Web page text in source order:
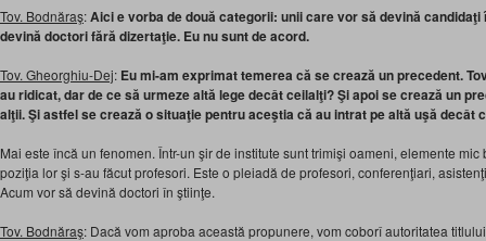
Tov. Bodnăraş:Aici e vorba de două categorii: unii care vor să devină
devină doctori fără dizertaţie. Eu nu sunt de acord.
Tov. Gheorghiu-Dej: Eu mi-am exprimat temerea că se crează un precedent.
au ridicat, dar de ce să urmeze altă lege decât ceilalţi? Şi apoi se crează un
alţii. Şi astfel se crează o situaţie pentru aceştia că au intrat pe altă uşă decât
Mai este încă un fenomen. Într-un şir de institute sunt trimişi oameni, elemente
poziţia lor şi s-au făcut profesori. Este o pleiadă de profesori, conferenţiari,
Acum vor să devină doctori în ştiinţe.
Tov. Bodnăraş: Dacă vom aproba această propunere, vom coborî autoritatea